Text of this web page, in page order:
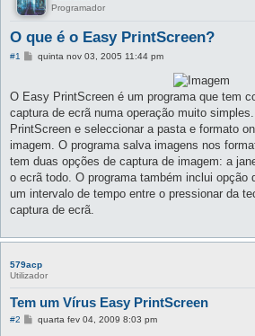
Programador
O que é o Easy PrintScreen?
#1
M
a
g
e
m
quinta nov 03, 2005 11:44 pm
O Easy PrintScreen é um programa que tem
captura de ecrã numa operação muito
PrintScreen e seleccionar a pasta e formato
imagem. O programa salva imagens nos
tem duas opções de captura de imagem: a
o ecrã todo. O programa também inclui opção
um intervalo de tempo entre o pressionar da
captura de ecrã.
579acp
Utilizador
Tem um Vírus Easy PrintScreen
#2
Mquarta fev 04, 2009 8:03 pm